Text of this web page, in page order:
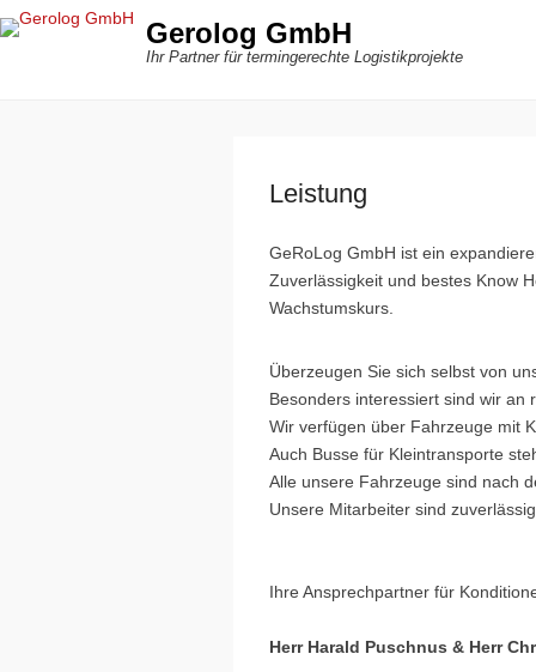
Gerolog GmbH
Ihr Partner für termingerechte Logistikprojekte
Leistung
GeRoLog GmbH ist ein
Zuverlässigkeit und bestes Know
Wachstumskurs.
Überzeugen Sie sich selbst von
Besonders interessiert sind wir an
Wir verfügen über Fahrzeuge mit
Auch Busse für Kleintransporte
Alle unsere Fahrzeuge sind nach
Unsere Mitarbeiter sind
Ihre Ansprechpartner für
Herr Harald Puschnus & Herr